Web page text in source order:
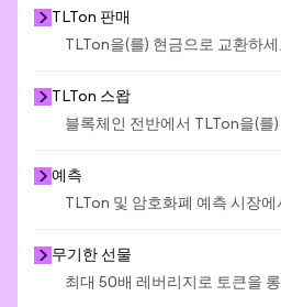
TLTon 판매
TLTon을(를) 현금으로 교환하
TLTon 스왑
블록체인 전반에서 TLTon을(를
예측
TLTon 및 암호화폐 예측 시장
무기한 선물
최대 50배 레버리지로 토큰을